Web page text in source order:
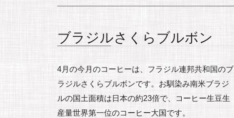
ブラジルさくらブルボン
4月の今月のコーヒーは、フラジル連邦共和国のブ
ラジルさくらブルボンです。お馴染み南米ブラジ
ルの国土面積は日本の約23倍で、コーヒー生豆生
産量世界第一位のコーヒー大国です。